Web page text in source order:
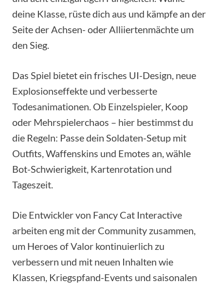
deine Klasse, rüste dich aus und kämpfe an der
Seite der Achsen- oder Alliiertenmächte um
den Sieg.
Das Spiel bietet ein frisches UI-Design, neue
Explosionseffekte und verbesserte
Todesanimationen. Ob Einzelspieler, Koop
oder Mehrspielerchaos – hier bestimmst du
die Regeln: Passe dein Soldaten-Setup mit
Outfits, Waffenskins und Emotes an, wähle
Bot-Schwierigkeit, Kartenrotation und
Tageszeit.
Die Entwickler von Fancy Cat Interactive
arbeiten eng mit der Community zusammen,
um Heroes of Valor kontinuierlich zu
verbessern und mit neuen Inhalten wie
Klassen, Kriegspfand-Events und saisonalen